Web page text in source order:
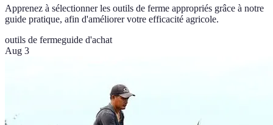
Apprenez à sélectionner les outils de ferme appropriés grâce à notre
guide pratique, afin d'améliorer votre efficacité agricole.
outils de fermeguide d'achat
Aug 3